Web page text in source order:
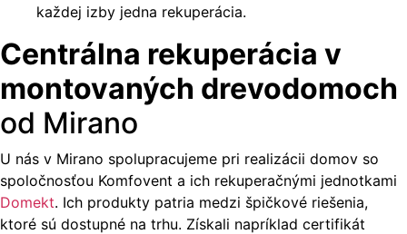
každej izby jedna rekuperácia.
Centrálna rekuperácia v
montovaných drevodomoch
od Mirano
U nás v Mirano spolupracujeme pri realizácii domov so
spoločnosťou Komfovent a ich rekuperačnými jednotkami
Domekt. Ich produkty patria medzi špičkové riešenia,
ktoré sú dostupné na trhu. Získali napríklad certifikát